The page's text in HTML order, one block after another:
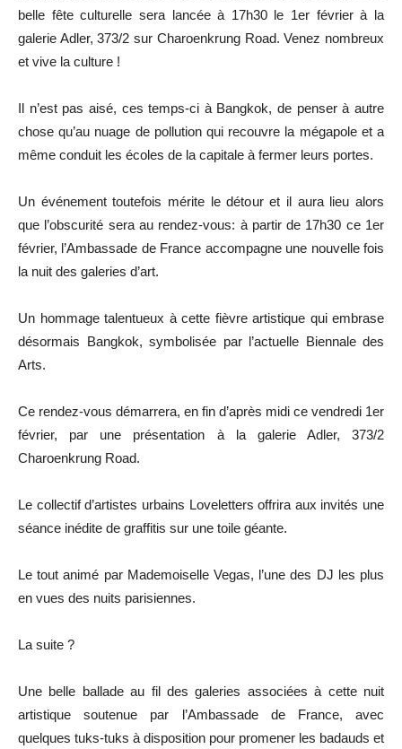
belle fête culturelle sera lancée à 17h30 le 1er février à la
galerie Adler, 373/2 sur Charoenkrung Road. Venez nombreux
et vive la culture !
Il n’est pas aisé, ces temps-ci à Bangkok, de penser à autre
chose qu’au nuage de pollution qui recouvre la mégapole et a
même conduit les écoles de la capitale à fermer leurs portes.
Un événement toutefois mérite le détour et il aura lieu alors
que l’obscurité sera au rendez-vous: à partir de 17h30 ce 1er
février, l’Ambassade de France accompagne une nouvelle fois
la nuit des galeries d’art.
Un hommage talentueux à cette fièvre artistique qui embrase
désormais Bangkok, symbolisée par l’actuelle Biennale des
Arts.
Ce rendez-vous démarrera, en fin d’après midi ce vendredi 1er
février, par une présentation à la galerie Adler, 373/2
Charoenkrung Road.
Le collectif d’artistes urbains Loveletters offrira aux invités une
séance inédite de graffitis sur une toile géante.
Le tout animé par Mademoiselle Vegas, l’une des DJ les plus
en vues des nuits parisiennes.
La suite ?
Une belle ballade au fil des galeries associées à cette nuit
artistique soutenue par l’Ambassade de France, avec
quelques tuks-tuks à disposition pour promener les badauds et